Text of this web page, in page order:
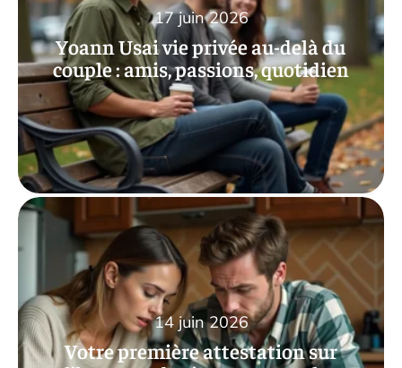
Yoann Usai vie privée au-delà du
couple : amis, passions, quotidien
17 juin 2026
Votre première attestation sur
14 juin 2026